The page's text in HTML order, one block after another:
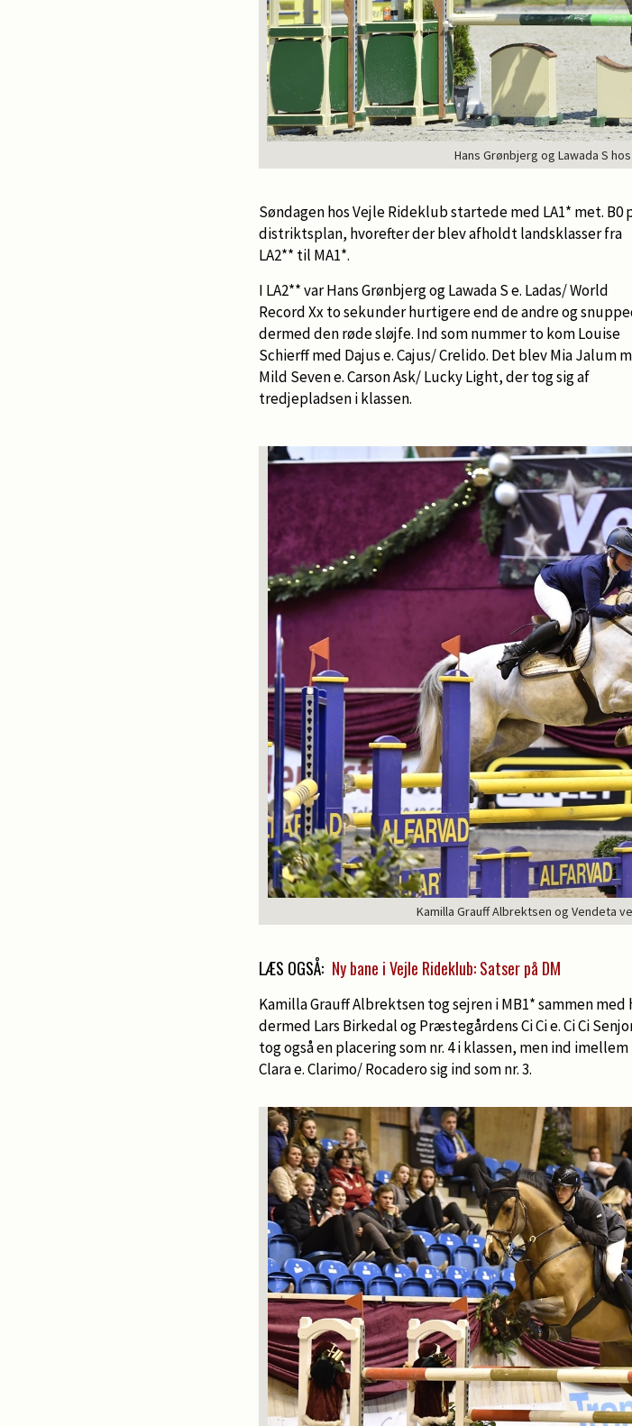
Hans Grønbjerg og Lawada S
Søndagen hos Vejle Rideklub startede med LA1* met. B0
distriktsplan, hvorefter der blev afholdt landsklasser fra
LA2** til MA1*.
I LA2** var Hans Grønbjerg og Lawada S e. Ladas/ World
Record Xx to sekunder hurtigere end de andre og
dermed den røde sløjfe. Ind som nummer to kom Louise
Schierff med Dajus e. Cajus/ Crelido. Det blev Mia Jalum
Mild Seven e. Carson Ask/ Lucky Light, der tog sig af
tredjepladsen i klassen.
Kamilla Grauff Albrektsen og Vendeta
LÆS OGSÅ: Ny bane i Vejle Rideklub: Satser på DM
Kamilla Grauff Albrektsen tog sejren i MB1* sammen
dermed Lars Birkedal og Præstegårdens Ci Ci e. Ci Ci
tog også en placering som nr. 4 i klassen, men ind
Clara e. Clarimo/ Rocadero sig ind som nr. 3.